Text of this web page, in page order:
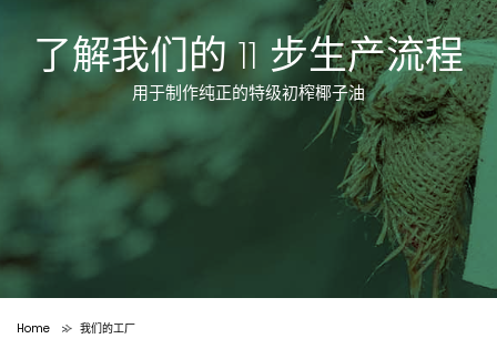
了解我们的 11 步生产流程
用于制作纯正的特级初榨椰子油
Home > 我们的工厂